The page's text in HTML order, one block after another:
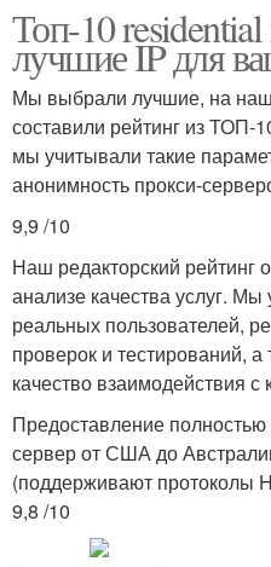
Топ-10
лучшие IP для
Мы выбрали лучшие, на наш
составили рейтинг из ТОП-
мы учитывали такие
анонимность прокси-
9,9 /10
Наш редакторский рейтинг
анализе качества услуг.
реальных пользователей,
проверок и тестирований,
качество взаимодействия с
Предоставление
сервер от США до
(поддерживают протоколы
9,8 /10